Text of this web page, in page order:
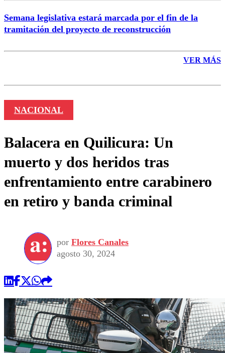
Semana legislativa estará marcada por el fin de la
tramitación del proyecto de reconstrucción
VER MÁS
NACIONAL
Balacera en Quilicura: Un
muerto y dos heridos tras
enfrentamiento entre carabinero
en retiro y banda criminal
por Flores Canales
agosto 30, 2024